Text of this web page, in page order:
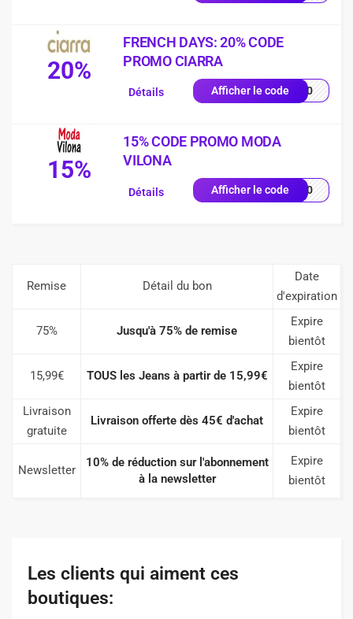
20%
FRENCH DAYS: 20% CODE
PROMO CIARRA
Afficher le codeFD20
Détails
15%
15% CODE PROMO MODA
VILONA
Afficher le code8040
Détails
Remise Détail du bon
Date
d'expiration
75% Jusqu'à 75% de remise
Expire
bientôt
15,99€ TOUS les Jeans à partir de 15,99€
Expire
bientôt
Livraison
gratuite
Livraison offerte dès 45€ d'achat
Expire
bientôt
Newsletter
10% de réduction sur l'abonnement
à la newsletter
Expire
bientôt
Les clients qui aiment ces
boutiques: